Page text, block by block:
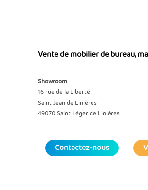
Vente de mobilier de bureau,
Showroom
16 rue de la Liberté
Saint Jean de Linières
49070 Saint Léger de Linières
Contactez-nous